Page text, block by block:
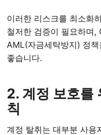
이러한 리스크를 최소화
철저한 검증이 필요하며,
AML(자금세탁방지) 정
좋습니다.
2. 계정 보호를
칙
계정 탈취는 대부분 사용